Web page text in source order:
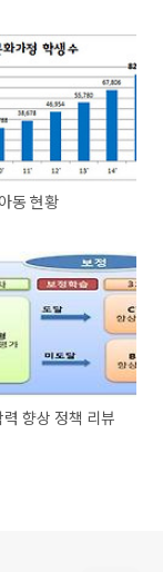
동 현황
향상 정책 리뷰